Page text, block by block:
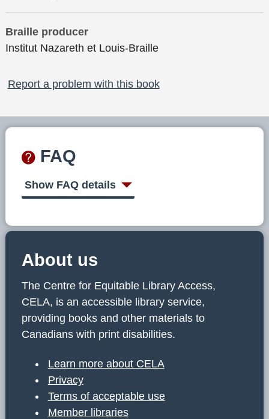
Braille producer
Institut Nazareth et Louis-Braille
Report a problem with this book
FAQ
Show FAQ details
About us
The Centre for Equitable Library Access,
CELA, is an accessible library service,
providing books and other materials to
Canadians with print disabilities.
Learn more about CELA
Privacy
Terms of acceptable use
Member libraries